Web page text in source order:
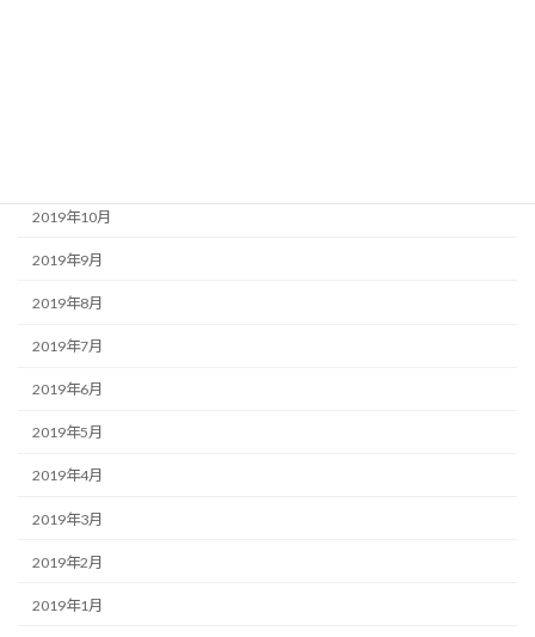
2019年10月
2019年9月
2019年8月
2019年7月
2019年6月
2019年5月
2019年4月
2019年3月
2019年2月
2019年1月